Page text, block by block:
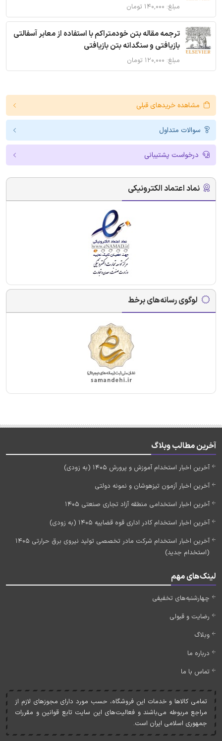
مبلغ: ۱۴۰,۰۰۰ تومان
ترجمه مقاله بتن خودمتراکم با استفاده از معابر آسفالتی
بازیافتی و سنگدانه بتن بازیافتی
مبلغ: ۱۲۰,۰۰۰ تومان
مشاهده خریدهای قبلی
سوالات متداول
درخواست پشتیبانی
نماد اعتماد الکترونیکی
لوگوی رسانه‌های برخط
آخرین مطالب وبلاگ
آخرین اخبار استخدام آموزش و پرورش 1405 (به زودی)
آخرین اخبار آزمون تیزهوشان و نمونه دولتی
آخرین اخبار استخدامی منطقه آزاد تجاری صنعتی 1405
آخرین اخبار استخدام کادر اداری قوه قضاییه 1405 (به زودی)
آخرین اخبار استخدام شرکت مادر تخصصی تولید نیروی برق حرارتی 1405
(استخدام جدید)
لینک‌های مهم
چهارشنبه‌های تخفیفی
رضایت و قبولی
وبلاگ
درباره ما
تماس با ما
تمامی کالاها و خدمات اين فروشگاه، حسب مورد دارای مجوزهای لازم از
مراجع مربوطه می‌باشند و فعاليت‌های اين سايت تابع قوانين و مقررات
جمهوری اسلامی ايران است.